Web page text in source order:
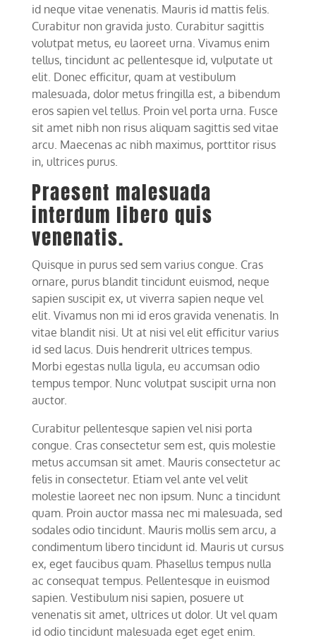
id neque vitae venenatis. Mauris id mattis felis.
Curabitur non gravida justo. Curabitur sagittis
volutpat metus, eu laoreet urna. Vivamus enim
tellus, tincidunt ac pellentesque id, vulputate ut
elit. Donec efficitur, quam at vestibulum
malesuada, dolor metus fringilla est, a bibendum
eros sapien vel tellus. Proin vel porta urna. Fusce
sit amet nibh non risus aliquam sagittis sed vitae
arcu. Maecenas ac nibh maximus, porttitor risus
in, ultrices purus.
Praesent malesuada
interdum libero quis
venenatis.
Quisque in purus sed sem varius congue. Cras
ornare, purus blandit tincidunt euismod, neque
sapien suscipit ex, ut viverra sapien neque vel
elit. Vivamus non mi id eros gravida venenatis. In
vitae blandit nisi. Ut at nisi vel elit efficitur varius
id sed lacus. Duis hendrerit ultrices tempus.
Morbi egestas nulla ligula, eu accumsan odio
tempus tempor. Nunc volutpat suscipit urna non
auctor.
Curabitur pellentesque sapien vel nisi porta
congue. Cras consectetur sem est, quis molestie
metus accumsan sit amet. Mauris consectetur ac
felis in consectetur. Etiam vel ante vel velit
molestie laoreet nec non ipsum. Nunc a tincidunt
quam. Proin auctor massa nec mi malesuada, sed
sodales odio tincidunt. Mauris mollis sem arcu, a
condimentum libero tincidunt id. Mauris ut cursus
ex, eget faucibus quam. Phasellus tempus nulla
ac consequat tempus. Pellentesque in euismod
sapien. Vestibulum nisi sapien, posuere ut
venenatis sit amet, ultrices ut dolor. Ut vel quam
id odio tincidunt malesuada eget eget enim.